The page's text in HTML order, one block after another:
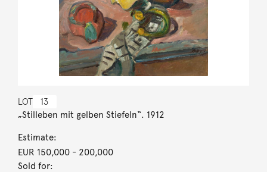
LOT 13
„Stilleben mit gelben Stiefeln“. 1912
Estimate:
EUR 150,000- 200,000
Sold for: